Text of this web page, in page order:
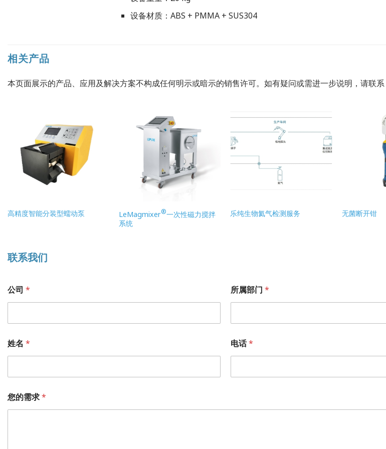
设备材质：ABS + PMMA + SUS304
相关产品
本页面展示的产品、应用及解决方案不构成任何明示或暗示的销售许可。如有疑问或需进一步说明，请联系
高精度智能分装型蠕动泵 LeMagmixer®一次性磁力搅拌
系统
乐纯生物氦气检测服务 无菌断开钳
联系我们
公司 * 所属部门 *
姓名 * 电话*
属
部
您的需求*